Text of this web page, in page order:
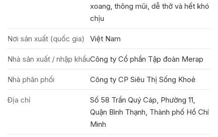
xoang, thông mũi, dễ thở và hết khó
chịu
Nơi sản xuất (quốc gia) Việt Nam
Nhà sản xuất / nhập khẩuCông ty Cổ phần Tập đoàn Merap
Nhà phân phối Công ty CP Siêu Thị Sống Khoẻ
Địa chỉ
Số 58 Trần Quý Cáp, Phường 11,
Quận Bình Thạnh, Thành phố Hồ Chí
Minh